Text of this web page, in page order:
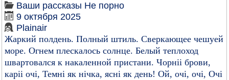
Ваши рассказы Не порно
9 октября 2025
Plainair
Жаркий полдень. Полный штиль. Сверкающее чешуей
море. Огнем плескалось солнце. Белый теплоход
швартовался к накаленной пристани. Чорніі брови,
каріі очі, Темні як нічка, ясні як день! Ой, очі, очі, Очі